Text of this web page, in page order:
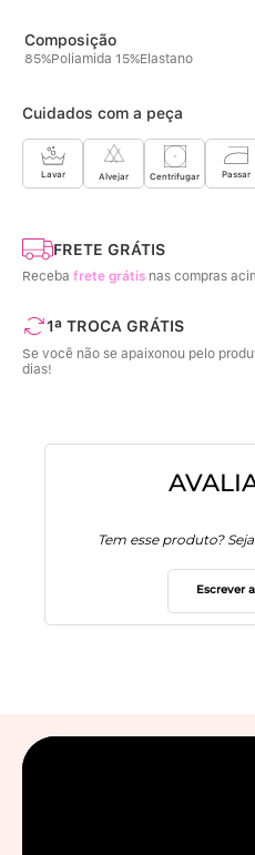
85%Poliamida 15%Elastano
Cuidados com a peça
Lavar Alvejar Centrifugar Passar
FRETE GRÁTIS
Receba frete grátis nas compras
1ª TROCA GRÁTIS
Se você não se apaixonou pelo
dias!
Tem esse produto?
Escrever